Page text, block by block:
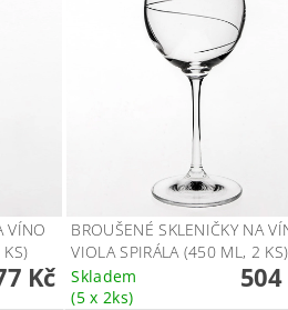
VÍNO
Kč
BROUŠENÉ SKLENIČKY NA
VIOLA SPIRÁLA (450 ML, 2 KS)
Skladem
(5 x 2ks)
504